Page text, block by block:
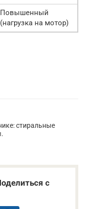
Повышенный
(нагрузка на мотор)
стиральные
с